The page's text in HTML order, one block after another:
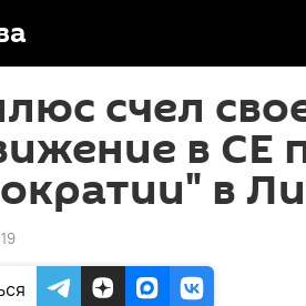
счел
в СЕ
в